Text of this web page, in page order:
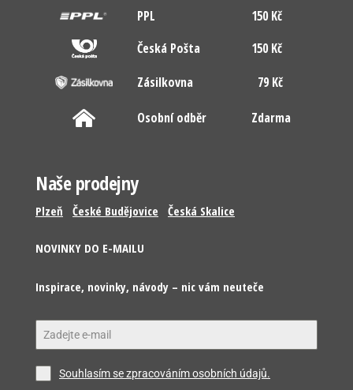
PPL
150 Kč
Česká Pošta
150 Kč
Zásilkovna
79 Kč
Osobní odběr Zdarma
Naše prodejny
Plzeň České Budějovice Česká Skalice
NOVINKY DO E-MAILU
Inspirace, novinky, návody – nic vám neuteče
Souhlasím se zpracováním osobních údajů.